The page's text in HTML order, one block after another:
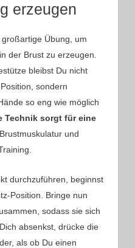
erzeugen
Übung, um
der Brust zu erzeugen.
bleibst Du nicht
sondern
so eng wie möglich
Technik sorgt für eine
und
durchzuführen, beginnst
Position. Bringe nun
sodass sie sich
absenkst, drücke die
als ob Du einen